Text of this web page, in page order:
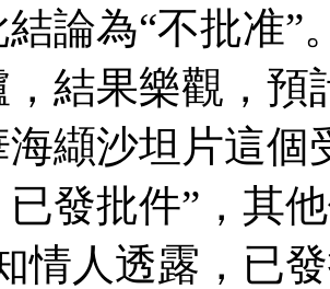
論為“不批准”
結果樂觀，預
纈沙坦片這個
發批件”，其
情人透露，已